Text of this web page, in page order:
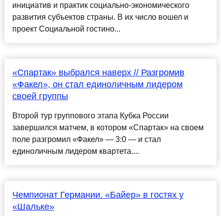
инициатив и практик социально-экономического
развития субъектов страны. В их число вошел и
проект Социальной гостино...
«Спартак» выбрался наверх // Разгромив
«Факел», он стал единоличным лидером
своей группы
Второй тур группового этапа Кубка России
завершился матчем, в котором «Спартак» на своем
поле разгромил «Факел» — 3:0 — и стал
единоличным лидером квартета....
Чемпионат Германии. «Байер» в гостях у
«Шальке»